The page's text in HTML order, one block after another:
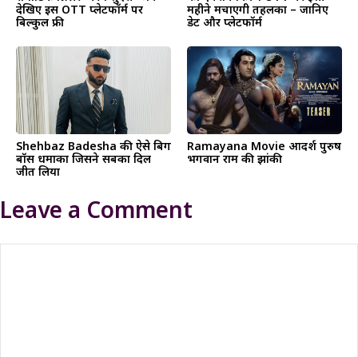
देखिए इस OTT प्लेटफॉर्म पर
बिल्कुल फ्री
महीने मचाएगी तहलका – जानिए
डेट और प्लेटफॉर्म
Shehbaz Badesha की ऐसे बिग
बॉस धमाका जिसने सबका दिल
जीत लिया
Ramayana Movie आदर्श पुरुष
भगवान राम की झांकी
Leave a Comment